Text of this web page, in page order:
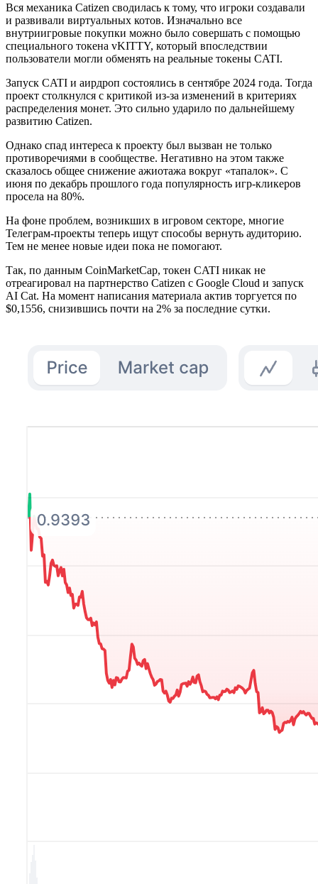
Вся механика Catizen сводилась к тому, что игроки создавали
и развивали виртуальных котов. Изначально все
внутриигровые покупки можно было совершать с помощью
специального токена vKITTY, который впоследствии
пользователи могли обменять на реальные токены CATI.
Запуск CATI и аирдроп состоялись в сентябре 2024 года. Тогда
проект столкнулся с критикой из-за изменений в критериях
распределения монет. Это сильно ударило по дальнейшему
развитию Catizen.
Однако спад интереса к проекту был вызван не только
противоречиями в сообществе. Негативно на этом также
сказалось общее снижение ажиотажа вокруг «тапалок». С
июня по декабрь прошлого года популярность игр-кликеров
просела на 80%.
На фоне проблем, возникших в игровом секторе, многие
Телеграм-проекты теперь ищут способы вернуть аудиторию.
Тем не менее новые идеи пока не помогают.
Так, по данным CoinMarketCap, токен CATI никак не
отреагировал на партнерство Catizen с Google Cloud и запуск
AI Cat. На момент написания материала актив торгуется по
$0,1556, снизившись почти на 2% за последние сутки.